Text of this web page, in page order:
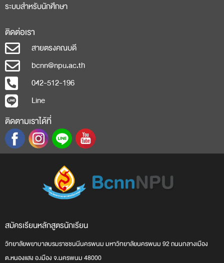
ระบบสำหรับนักศึกษา
ติดต่อเรา
สายตรงคณบดี
bcnn@npu.ac.th
042-512-196
Line
ติดตามเราได้ที่
สมัครเรียนหลักสูตรนักเรียน
วิทยาลัยพยาบาลบรมราชชนนีนครพนม มหาวิทยาลัยนครพนม 92 ถนนกลางเมือง
ต.หนองแสง อ.เมือง จ.นครพนม 48000